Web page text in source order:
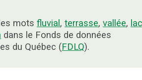
mots fluvial , terrasse, vallée, lac
dans le Fonds de données
du Québec (FDLQ).